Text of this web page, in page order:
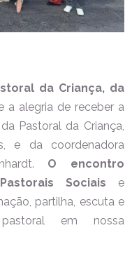
da Criança, da
a alegria de receber a
Pastoral da Criança,
e da coordenadora
O encontro
Sociais e
partilha, escuta e
em nossa